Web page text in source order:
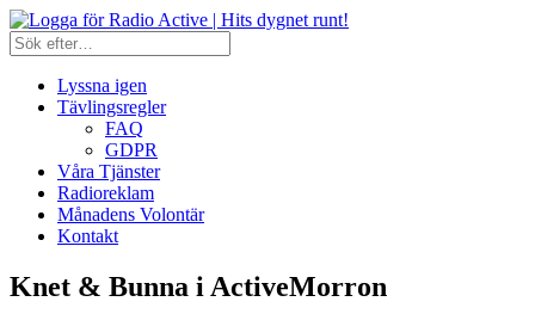
Lyssna igen
Tävlingsregler
FAQ
GDPR
Våra Tjänster
Radioreklam
Månadens Volontär
Kontakt
Knet & Bunna i ActiveMorron